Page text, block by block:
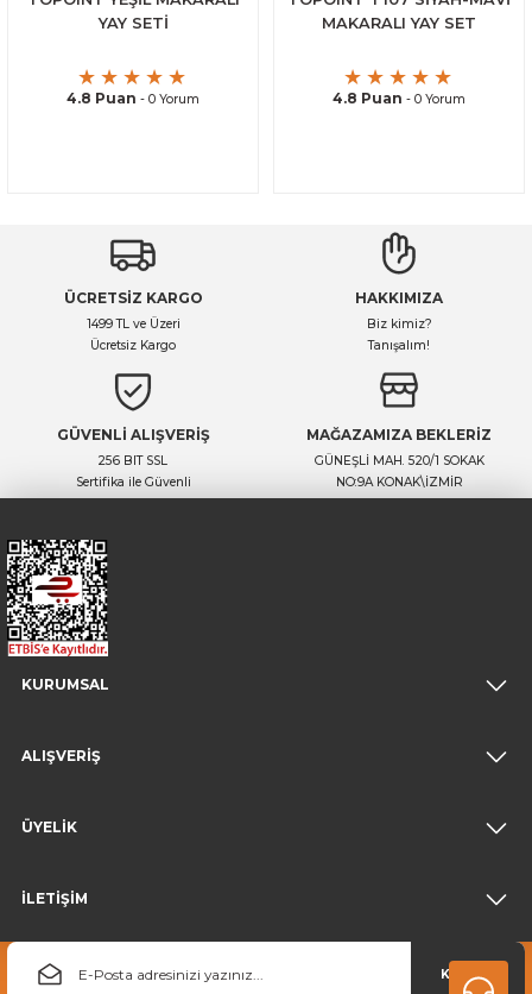
YAY SETİ
4.8 Puan - 0 Yorum
MAKARALI YAY SET
4.8 Puan - 0 Yorum
ÜCRETSİZ KARGO
1499 TL ve Üzeri
Ücretsiz Kargo
HAKKIMIZA
Biz kimiz?
Tanışalım!
GÜVENLİ ALIŞVERİŞ
256 BIT SSL
Sertifika ile Güvenli
MAĞAZAMIZA BEKLERİZ
GÜNEŞLİ MAH. 520/1 SOKAK
NO:9A KONAK\İZMİR
KURUMSAL
ALIŞVERİŞ
ÜYELİK
İLETİŞİM
KAYDOL